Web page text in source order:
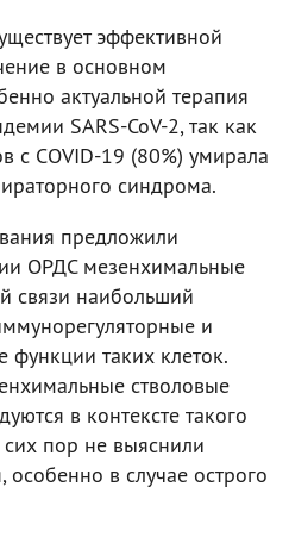
эффективной
в основном
актуальной терапия
SARS-CoV-2, так как
с COVID-19 (80%) умирала
синдрома.
предложили
ОРДС мезенхимальные
связи наибольший
и
таких клеток.
стволовые
в контексте такого
пор не выяснили
в случае острого